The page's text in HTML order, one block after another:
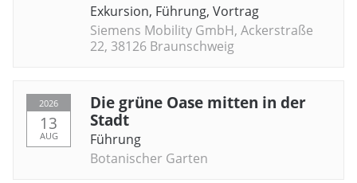
Exkursion, Führung, Vortrag
Siemens Mobility GmbH, Ackerstraße
22, 38126 Braunschweig
2026
13
AUG
Die grüne Oase mitten in der
Stadt
Führung
Botanischer Garten